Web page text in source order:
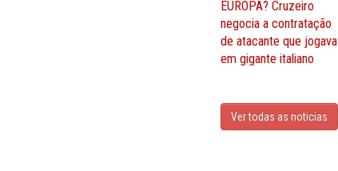
EUROPA? Cruzeiro
negocia a contratação
de atacante que jogava
em gigante italiano
Ver todas as noticias